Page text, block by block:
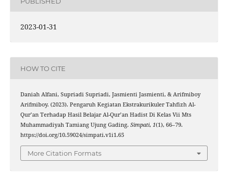
2023-01-31
HOW TO CITE
Daniah Alfani, Supriadi Supriadi, Jasmienti Jasmienti, & Arifmiboy
Arifmiboy. (2023). Pengaruh Kegiatan Ekstrakurikuler Tahfizh Al-
Qur’an Terhadap Hasil Belajar Al-Qur’an Hadist Di Kelas Vii Mts
Muhammadiyah Tamiang Ujung Gading. Simpati, 1(1), 66–79.
https://doi.org/10.59024/simpati.v1i1.65
More Citation Formats